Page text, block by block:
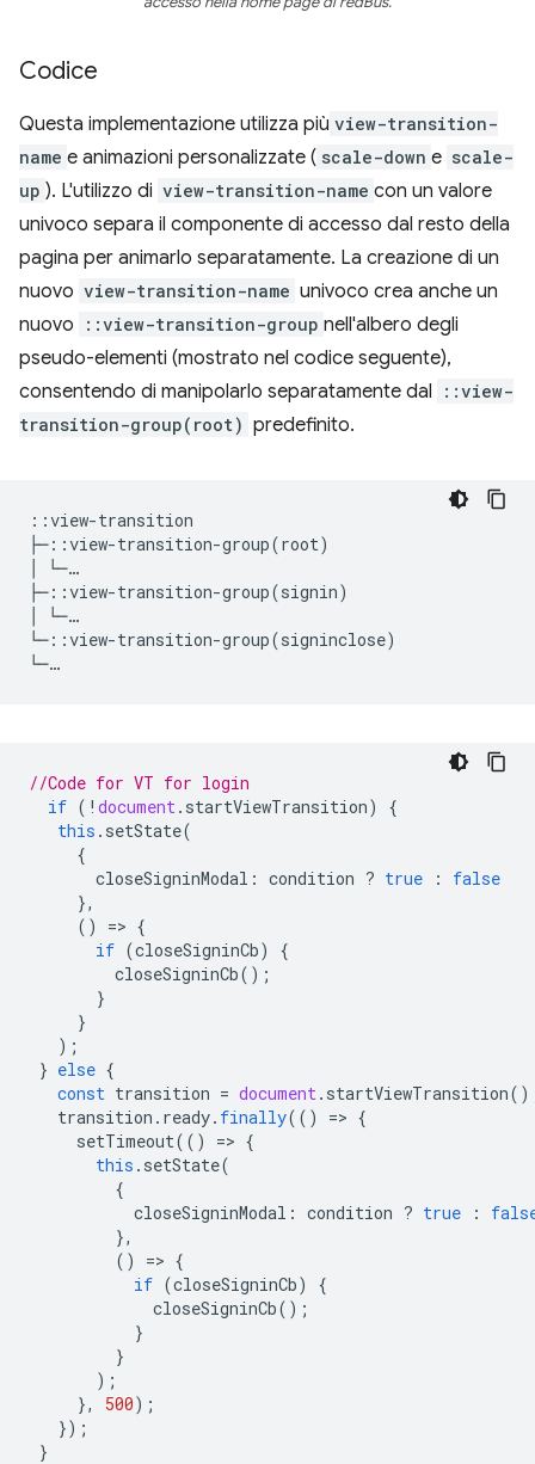
Codice
Questa implementazione utilizza più view-transition-
name e animazioni personalizzate ( scale-down e scale-
up ). L'utilizzo di view-transition-name con un valore
univoco separa il componente di accesso dal resto della
pagina per animarlo separatamente. La creazione di un
nuovo view-transition-name univoco crea anche un
nuovo
::view-transition-group nell'albero degli
pseudo-elementi (mostrato nel codice seguente),
consentendo di manipolarlo separatamente dal
::view-
transition-group(root) predefinito.
::view-transition
├─::view-transition-group(root)
│ └─…
├─::view-transition-group(signin)
│ └─…
└─::view-transition-group(signinclose)
//Code for VT for login
if ( ! document . startViewTransition)
{
this . setState(
{
closeSigninModal : condition ? true :
false
},
()
=> {
if (closeSigninCb)
{
closeSigninCb();
}
}
);
} else {
const transition = document . startViewTransition
transition . ready. finally(() => {
setTimeout(() => {
this . setState(
{
closeSigninModal : condition ? true :
},
()
=> {
if (closeSigninCb)
{
closeSigninCb();
}
}
);
},
500);
});
}